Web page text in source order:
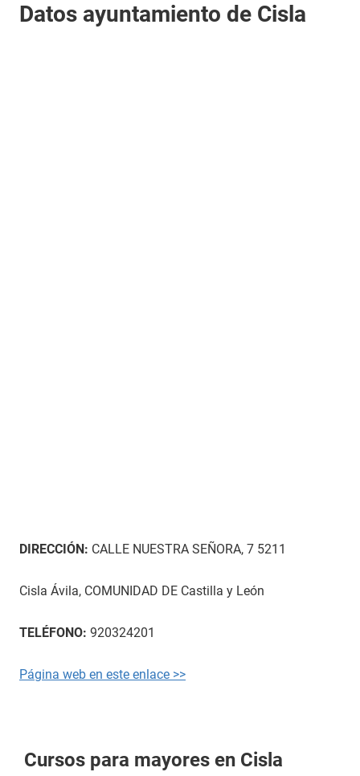
Datos ayuntamiento de Cisla
DIRECCIÓN: CALLE NUESTRA SEÑORA, 7 5211
Cisla Ávila, COMUNIDAD DE Castilla y León
TELÉFONO: 920324201
Página web en este enlace >>
Cursos para mayores en Cisla